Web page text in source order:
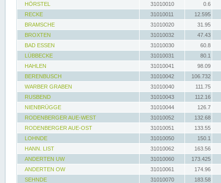
HÖRSTEL
31010010
0.6
RECKE
31010011
12.595
BRAMSCHE
31010020
31.95
BROXTEN
31010032
47.43
BAD ESSEN
31010030
60.8
LÜBBECKE
31010031
80.1
HAHLEN
31010041
98.09
BERENBUSCH
31010042
106.732
WARBER GRABEN
31010040
111.75
RUSBEND
31010043
112.16
NIENBRÜGGE
31010044
126.7
RODENBERGER AUE-WEST
31010052
132.68
RODENBERGER AUE-OST
31010051
133.55
LOHNDE
31010050
150.1
HANN. LIST
31010062
163.56
ANDERTEN UW
31010060
173.425
ANDERTEN OW
31010061
174.96
SEHNDE
31010070
183.58